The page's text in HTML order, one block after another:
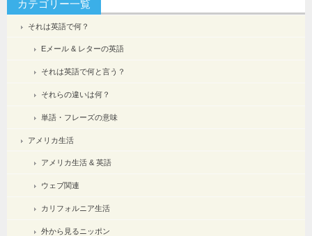
カテゴリー一覧
それは英語で何？
Eメール & レターの英語
それは英語で何と言う？
それらの違いは何？
単語・フレーズの意味
アメリカ生活
アメリカ生活 & 英語
ウェブ関連
カリフォルニア生活
外から見るニッポン